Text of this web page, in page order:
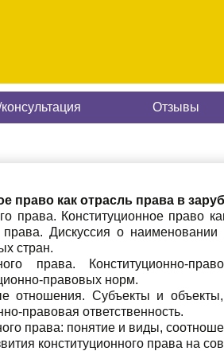
Отзывы
право как отрасль права в
права. Конституционное право
права. Дискуссия о
стран.
права. Конституционно-
правовых норм.
отношения. Субъекты и
правовая ответственность.
права: понятие и виды,
конституционного права на